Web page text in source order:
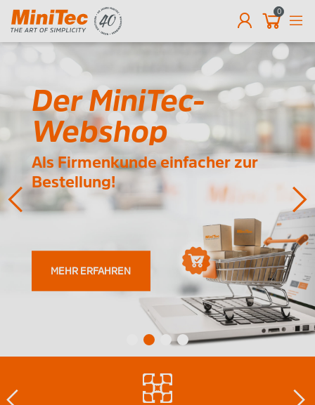
0
Der MiniTec-
Webshop
Als Firmenkunde einfacher zur
Bestellung!
MEHR ERFAHREN